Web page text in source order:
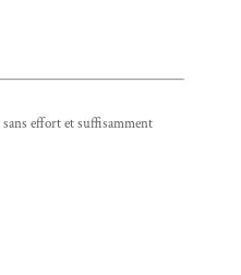
effort et suffisamment